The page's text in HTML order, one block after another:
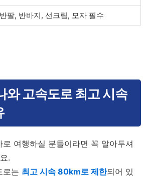
반팔, 반바지, 선크림, 모자 필수
와 고속도로 최고 시속
로 여행하실 분들이라면 꼭 알아두셔
.
로는 최고 시속 80km로 제한되어 있